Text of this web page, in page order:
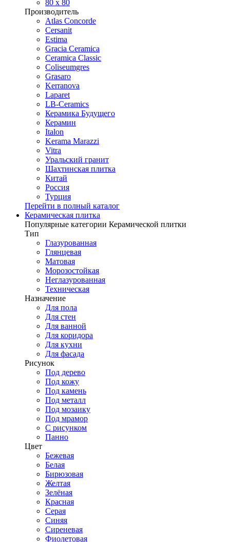
80 x 80
Производитель
Atlas Concorde
Cersanit
Estima
Gracia Ceramica
Ceramica Classic
Coliseumgres
Grasaro
Kerranova
Laparet
LB-Ceramics
Керамика Будущего
Керамин
Italon
Kerama Marazzi
Vitra
Уральский гранит
Шахтинская плитка
Китай
Россия
Турция
Перейти в полный каталог
Керамическая плитка
Популярные категории Керамической плитки
Тип
Глазурованная
Глянцевая
Матовая
Морозостойкая
Неглазурованная
Техническая
Назначение
Для пола
Для стен
Для ванной
Для коридора
Для кухни
Для фасада
Рисунок
Под дерево
Под кожу
Под камень
Под металл
Под мозаику
Под мрамор
С рисунком
Панно
Цвет
Бежевая
Белая
Бирюзовая
Желтая
Зелёная
Красная
Серая
Синяя
Сиреневая
Фиолетовая